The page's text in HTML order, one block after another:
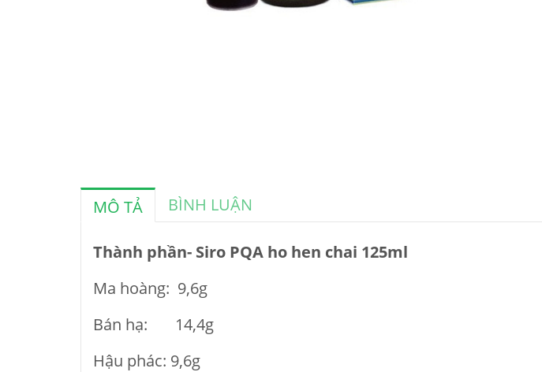
MÔ TẢ BÌNH LUẬN
Thành phần- Siro PQA ho hen chai 125ml
Ma hoàng: 9,6g
Bán hạ: 14,4g
Hậu phác: 9,6g